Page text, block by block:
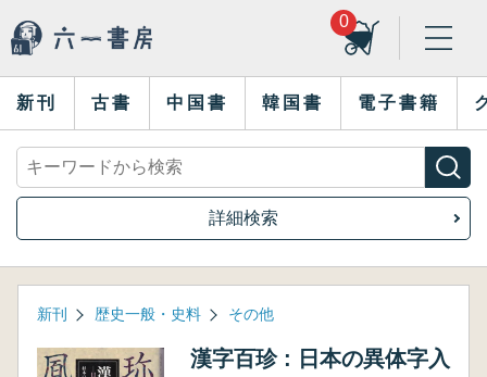
0
新刊 古書 中国書 韓国書 電子書籍
詳細検索
新刊 歴史一般・史料 その他
漢字百珍 : 日本の異体字入